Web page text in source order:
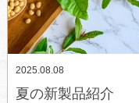
2025.08.08
夏の新製品紹介